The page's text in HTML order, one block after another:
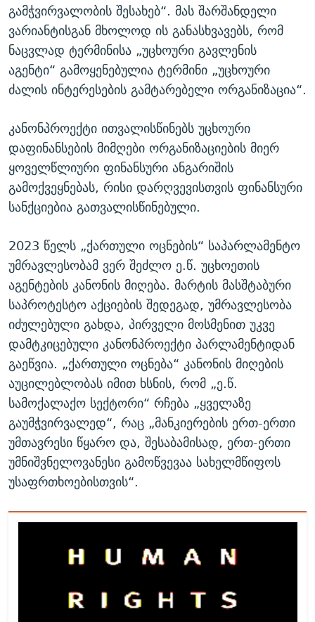
გამჭვირვალობის შესახებ“. მას შარშანდელი
ვარიანტისგან მხოლოდ ის განასხვავებს, რომ
ნაცვლად ტერმინისა „უცხოური გავლენის
აგენტი“ გამოყენებულია ტერმინი „უცხოური
ძალის ინტერესების გამტარებელი ორგანიზაცია“.
კანონპროექტი ითვალისწინებს უცხოური
დაფინანსების მიმღები ორგანიზაციების მიერ
ყოველწლიური ფინანსური ანგარიშის
გამოქვეყნებას, რისი დარღვევისთვის ფინანსური
სანქციებია გათვალისწინებული.
2023 წელს „ქართული ოცნების“ საპარლამენტო
უმრავლესობამ ვერ შეძლო ე.წ. უცხოეთის
აგენტების კანონის მიღება. მარტის მასშტაბური
საპროტესტო აქციების შედეგად, უმრავლესობა
იძულებული გახდა, პირველი მოსმენით უკვე
დამტკიცებული კანონპროექტი პარლამენტიდან
გაეწვია. „ქართული ოცნება“ კანონის მიღების
აუცილებლობას იმით ხსნის, რომ „ე.წ.
სამოქალაქო სექტორი“ რჩება „ყველაზე
გაუმჭვირვალედ“, რაც „მანკიერების ერთ-ერთი
უმთავრესი წყარო და, შესაბამისად, ერთ-ერთი
უმნიშვნელოვანესი გამოწვევაა სახელმწიფოს
უსაფრთხოებისთვის“.